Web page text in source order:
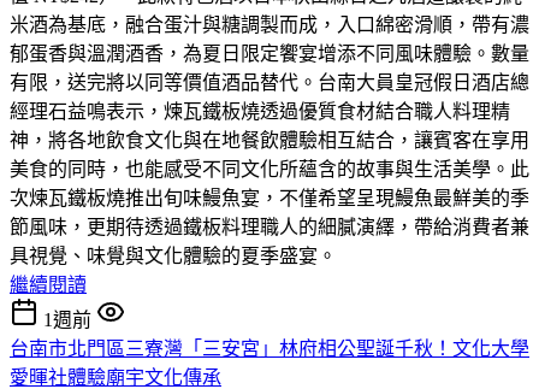
米酒為基底，融合蛋汁與糖調製而成，入口綿密滑順，帶有濃
郁蛋香與溫潤酒香，為夏日限定饗宴增添不同風味體驗。數量
有限，送完將以同等價值酒品替代。台南大員皇冠假日酒店總
經理石益鳴表示，煉瓦鐵板燒透過優質食材結合職人料理精
神，將各地飲食文化與在地餐飲體驗相互結合，讓賓客在享用
美食的同時，也能感受不同文化所蘊含的故事與生活美學。此
次煉瓦鐵板燒推出旬味鰻魚宴，不僅希望呈現鰻魚最鮮美的季
節風味，更期待透過鐵板料理職人的細膩演繹，帶給消費者兼
具視覺、味覺與文化體驗的夏季盛宴。
繼續閱讀
1週前
台南市北門區三寮灣「三安宮」林府相公聖誕千秋！文化大學
愛暉社體驗廟宇文化傳承